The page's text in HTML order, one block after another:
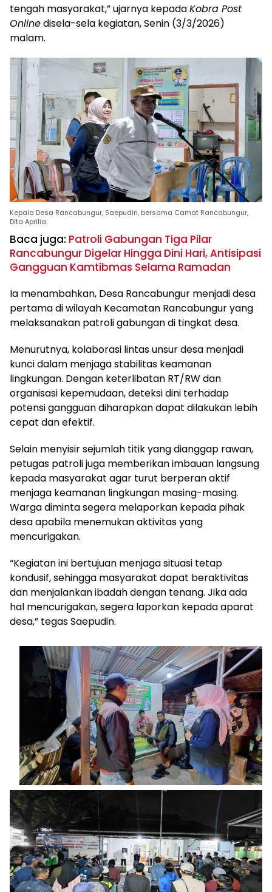
tengah masyarakat,” ujarnya kepadaKobra Post
Onlinedisela-sela kegiatan, Senin (3/3/2026)
malam.
Kepala Desa Rancabungur, Saepudin, bersama Camat Rancabungur,
Dita Aprilia.
Baca juga: Patroli Gabungan Tiga Pilar
Rancabungur Digelar Hingga Dini Hari, Antisipasi
Gangguan Kamtibmas Selama Ramadan
Ia menambahkan, Desa Rancabungur menjadi desa
pertama di wilayah Kecamatan Rancabungur yang
melaksanakan patroli gabungan di tingkat desa.
Menurutnya, kolaborasi lintas unsur desa menjadi
kunci dalam menjaga stabilitas keamanan
lingkungan. Dengan keterlibatan RT/RW dan
organisasi kepemudaan, deteksi dini terhadap
potensi gangguan diharapkan dapat dilakukan lebih
cepat dan efektif.
Selain menyisir sejumlah titik yang dianggap rawan,
petugas patroli juga memberikan imbauan langsung
kepada masyarakat agar turut berperan aktif
menjaga keamanan lingkungan masing-masing.
Warga diminta segera melaporkan kepada pihak
desa apabila menemukan aktivitas yang
mencurigakan.
“Kegiatan ini bertujuan menjaga situasi tetap
kondusif, sehingga masyarakat dapat beraktivitas
dan menjalankan ibadah dengan tenang. Jika ada
hal mencurigakan, segera laporkan kepada aparat
desa,” tegas Saepudin.